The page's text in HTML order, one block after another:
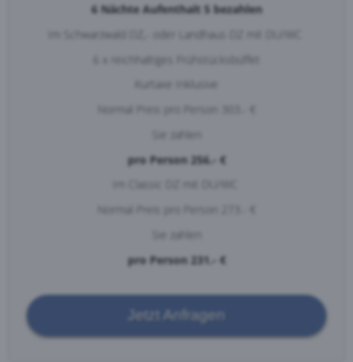
6 Nächte Aufenthalt 5 bezahlen
Im Schwarzwald DZ,- oder Landhaus DZ mit DU/WC
6 x reichhaltiges Frühstücksbüffet
Normal Preis pro Person 303.- €
Sie zahlen
pro Person 256.- €
Sie zahlen
pro Person 231.- €
Jetzt Anfragen